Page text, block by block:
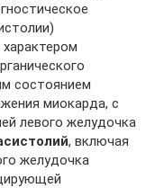
состоянием
миокарда, с
левого желудочка
, включая
желудочка